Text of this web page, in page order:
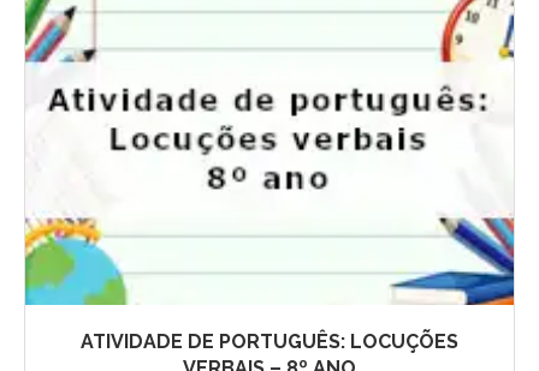
ATIVIDADE DE PORTUGUÊS: LOCUÇÕES